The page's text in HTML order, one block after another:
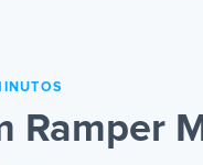
Ramper